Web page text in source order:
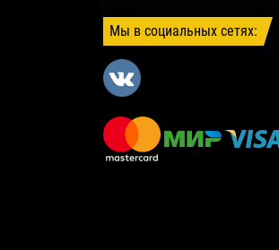
Мы в социальных сетях: